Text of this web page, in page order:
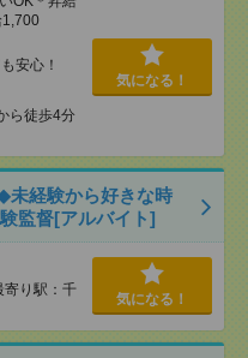
1,700
安心！
ら徒歩4分
気になる！
未経験から好きな時
監督[アルバイト]
寄り駅：千
気になる！